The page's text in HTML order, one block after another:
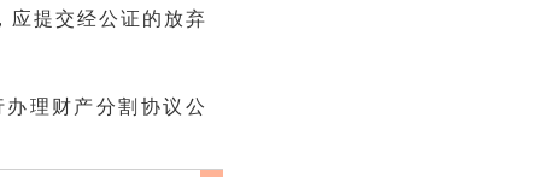
应提交经公证的放弃
理财产分割协议公